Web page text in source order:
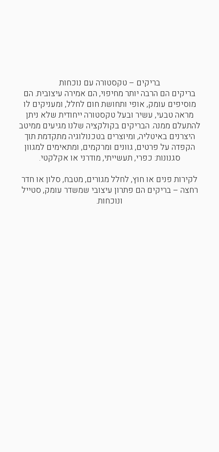
בריקים – טקסטורה עם נוכחות
בריקים הם הרבה יותר מחיפוי, הם אמירה עיצובית. הם
מוסיפים עומק, אופי ותחושת חום לחלל, ומעניקים לו
מראה טבעי, עשיר ובעל טקסטורה ייחודית שלא ניתן
להתעלם ממנה. הבריקים בקולקציה שלנו מגיעים ממיטב
היצרנים באיטליה, ומיוצרים בטכנולוגיה מתקדמת תוך
הקפדה על פרטים, גוונים ומרקמים, ומתאימים למגוון
סגנונות: כפרי, תעשייתי, מודרני או אקלקטי.
לקירות פנים או חוץ, לחלל מגורים, מטבח, סלון או חדר
רחצה – בריקים הם פתרון עיצובי שמשדר עומק, סטייל
ונוכחות.